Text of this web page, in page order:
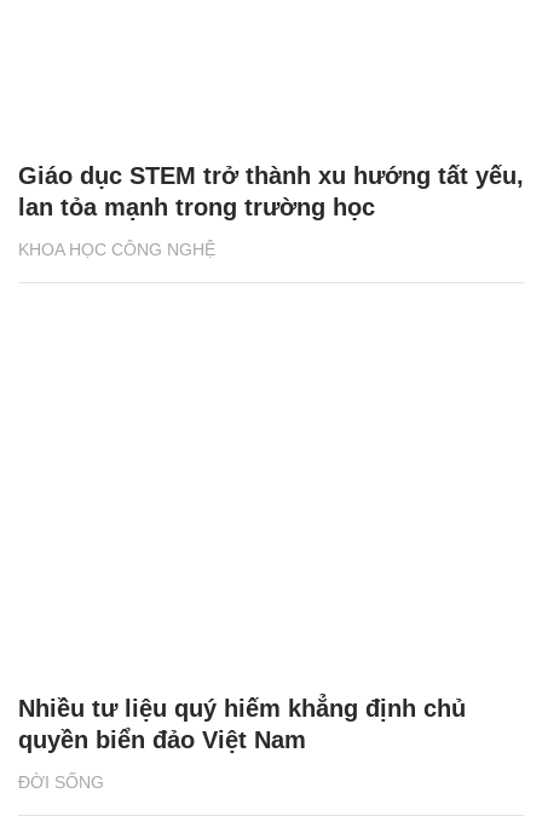
KHOA HỌC CÔNG NGHỆ
Giáo dục STEM trở thành xu hướng tất yếu,
lan tỏa mạnh trong trường học
ĐỜI SỐNG
Nhiều tư liệu quý hiếm khẳng định chủ
quyền biển đảo Việt Nam